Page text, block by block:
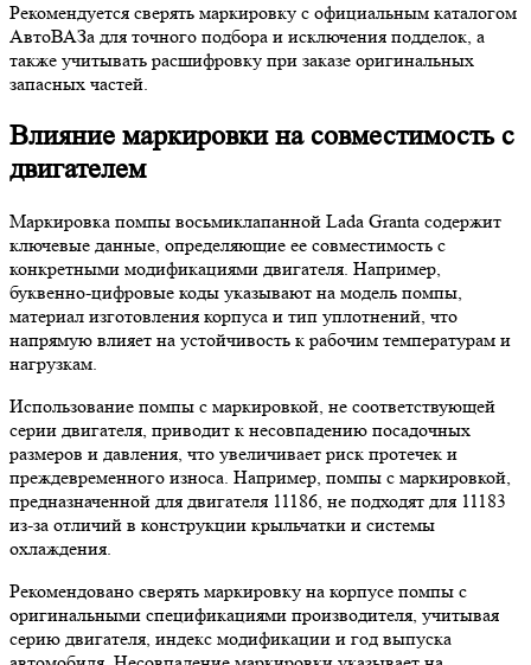
Рекомендуется сверять маркировку с официальным каталогом
АвтоВАЗа для точного подбора и исключения подделок, а
также учитывать расшифровку при заказе оригинальных
запасных частей.
Влияние маркировки на совместимость с
двигателем
Маркировка помпы восьмиклапанной Lada Granta содержит
ключевые данные, определяющие ее совместимость с
конкретными модификациями двигателя. Например,
буквенно-цифровые коды указывают на модель помпы,
материал изготовления корпуса и тип уплотнений, что
напрямую влияет на устойчивость к рабочим температурам и
нагрузкам.
Использование помпы с маркировкой, не соответствующей
серии двигателя, приводит к несовпадению посадочных
размеров и давления, что увеличивает риск протечек и
преждевременного износа. Например, помпы с маркировкой,
предназначенной для двигателя 11186, не подходят для 11183
из-за отличий в конструкции крыльчатки и системы
охлаждения.
Рекомендовано сверять маркировку на корпусе помпы с
оригинальными спецификациями производителя, учитывая
серию двигателя, индекс модификации и год выпуска